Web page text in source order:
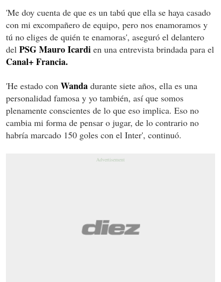
'Me doy cuenta de que es un tabú que ella se haya casado
con mi excompañero de equipo, pero nos enamoramos y
tú no eliges de quién te enamoras', aseguró el delantero
del PSG Mauro Icardi en una entrevista brindada para el
Canal+ Francia.
'He estado con Wanda durante siete años, ella es una
personalidad famosa y yo también, así que somos
plenamente conscientes de lo que eso implica. Eso no
cambia mi forma de pensar o jugar, de lo contrario no
habría marcado 150 goles con el Inter', continuó.